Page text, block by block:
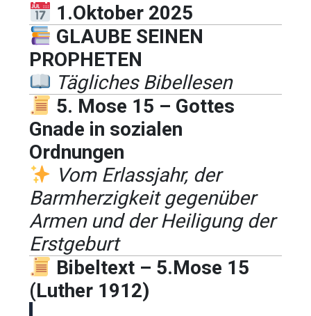
1.Oktober 2025
GLAUBE SEINEN
PROPHETEN
Tägliches Bibellesen
5. Mose 15 – Gottes
Gnade in sozialen
Ordnungen
Vom Erlassjahr, der
Barmherzigkeit gegenüber
Armen und der Heiligung der
Erstgeburt
Bibeltext – 5.Mose 15
(Luther 1912)